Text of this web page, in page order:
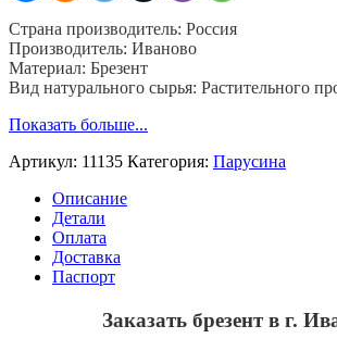
шир.
90,
пл.
340,
52%,
48
%
Страна производитель: Россия
Производитель: Иваново
Материал: Брезент
Вид натурального сырья: Растительного
Показать больше...
Артикул: 11135 Категория: Парусина
Описание
Детали
Оплата
Доставка
Паспорт
Заказать брезент в г.